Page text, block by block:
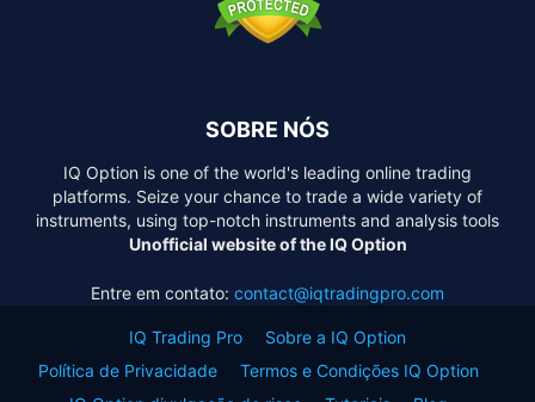
SOBRE NÓS
IQ Option is one of the world's leading online trading
platforms. Seize your chance to trade a wide variety of
instruments, using top-notch instruments and analysis tools
Unofficial website of the IQ Option
Entre em contato: contact@iqtradingpro.com
IQ Trading Pro
Sobre a IQ Option
Política de Privacidade
Termos e Condições IQ Option